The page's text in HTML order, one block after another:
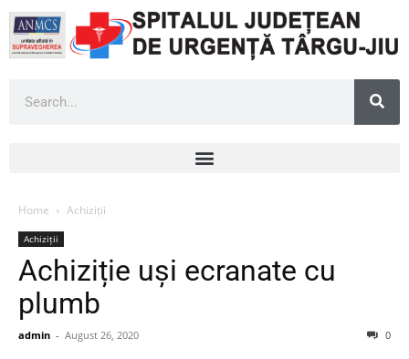
Home Achiziții
Achiziții
Achiziție uși ecranate cu
plumb
admin - August 26, 2020 0